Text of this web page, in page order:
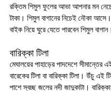
রক্তিম শিমুল ফুলের আভা আপনার মন
টাকা। শিমুল বাগানের নিচেই নৌকা
বাইক নিয়ে ঘুরে যেতে পারবেন শিমুল বাগান।
বারিক্কা টিলা
মেঘালয়ের পাহাড়ের পাদদেশে
বারেকের টিলা বা বারিক্কা টিলা। উঁচু
পাশে স্বচ্ছ জলের নদী জাদুকাটা।